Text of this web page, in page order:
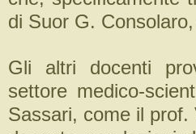
di Suor G.
Gli altri docenti
settore medico-
Sassari, come il